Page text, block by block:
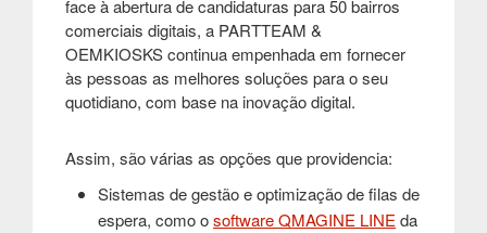
face à abertura de candidaturas para 50 bairros
comerciais digitais, a PARTTEAM &
OEMKIOSKS continua empenhada em fornecer
às pessoas as melhores soluções para o seu
quotidiano, com base na inovação digital.
Assim, são várias as opções que providencia:
Sistemas de gestão e optimização de filas de
espera, como osoftware QMAGINE LINE da